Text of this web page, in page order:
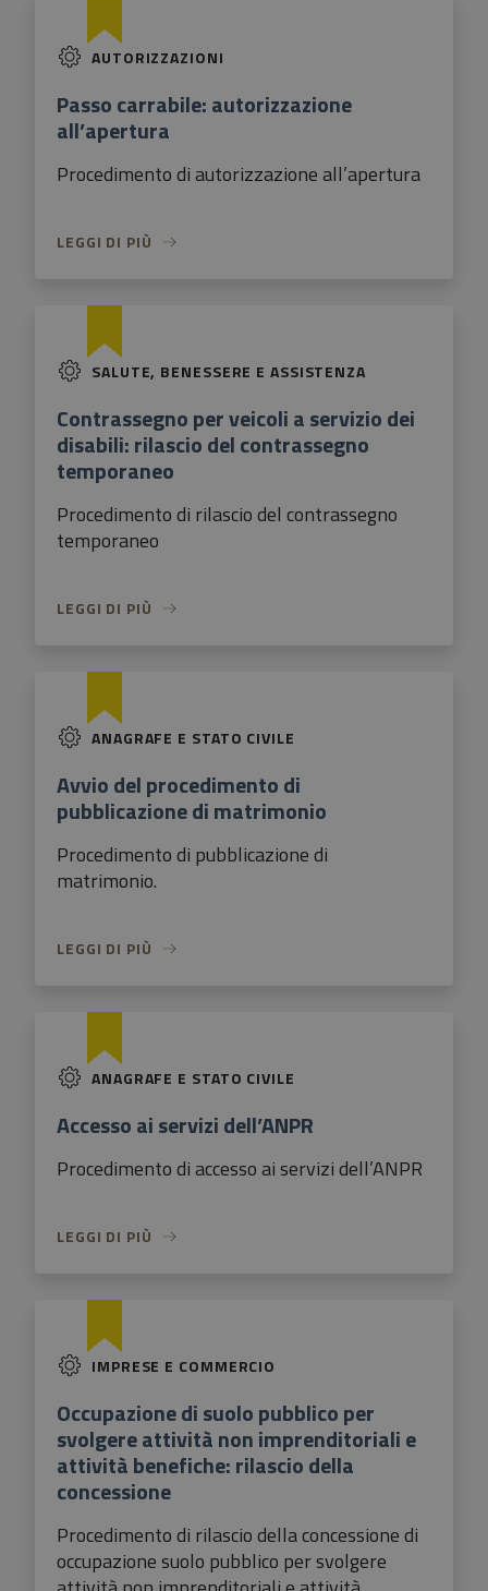
AUTORIZZAZIONI
Passo carrabile: autorizzazione
all’apertura
Procedimento di autorizzazione all’apertura
LEGGI DI PIÙ
SALUTE, BENESSERE E ASSISTENZA
Contrassegno per veicoli a servizio dei
disabili: rilascio del contrassegno
temporaneo
Procedimento di rilascio del contrassegno
temporaneo
LEGGI DI PIÙ
ANAGRAFE E STATO CIVILE
Avvio del procedimento di
pubblicazione di matrimonio
Procedimento di pubblicazione di
matrimonio.
LEGGI DI PIÙ
ANAGRAFE E STATO CIVILE
Accesso ai servizi dell’ANPR
Procedimento di accesso ai servizi dell’ANPR
LEGGI DI PIÙ
IMPRESE E COMMERCIO
Occupazione di suolo pubblico per
svolgere attività non imprenditoriali e
attività benefiche: rilascio della
concessione
Procedimento di rilascio della concessione di
occupazione suolo pubblico per svolgere